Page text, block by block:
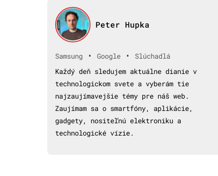
Peter Hupka
Samsung • Google •
Slúchadlá
Každý deň sledujem aktuálne dianie v
technologickom svete a vyberám tie
najzaujímavejšie témy pre náš web.
Zaujímam sa o smartfóny, aplikácie,
gadgety, nositeľnú elektroniku a
technologické vízie.